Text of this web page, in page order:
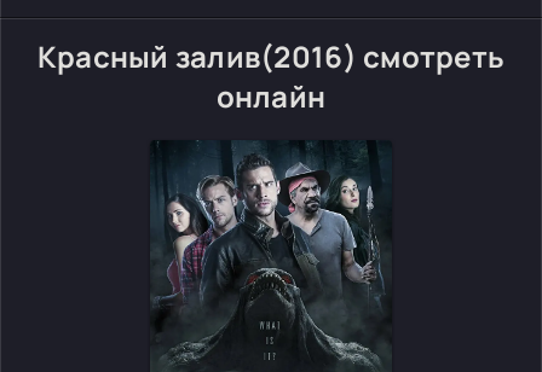
Красный залив(2016) смотреть
онлайн